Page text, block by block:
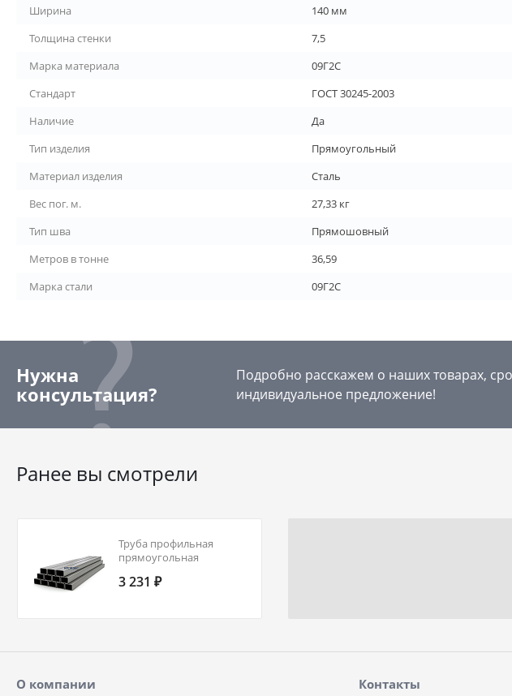
Ширина
140 мм
Толщина стенки
7,5
Марка материала
09Г2С
Стандарт
ГОСТ 30245-2003
Наличие
Да
Тип изделия
Прямоугольный
Материал изделия
Сталь
Вес пог. м.
27,33 кг
Тип шва
Прямошовный
Метров в тонне
36,59
Марка стали
09Г2С
Нужна
консультация?
Подробно расскажем о наших товарах,
индивидуальное предложение!
Ранее вы смотрели
Труба профильная
прямоугольная
30245-2003
3 231 ₽
О компании Контакты